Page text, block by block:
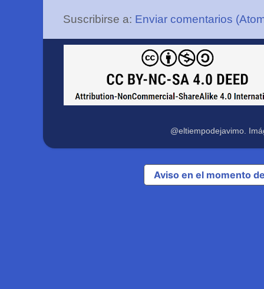
Suscribirse a: Enviar comentarios
@eltiempodejavimo.
Aviso en el momento